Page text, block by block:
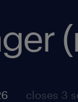
closes 3